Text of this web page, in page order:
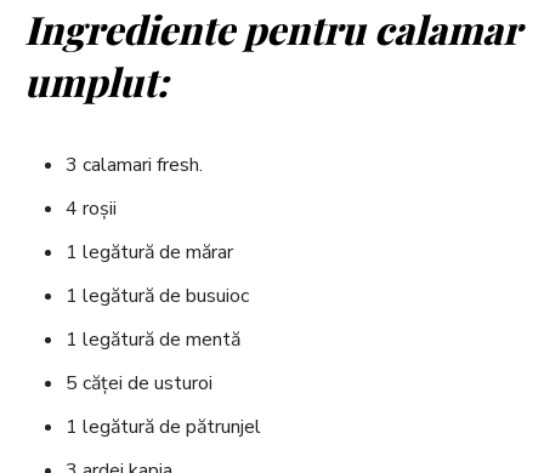
Ingrediente pentru calamar
umplut:
3 calamari fresh.
4 roșii
1 legătură de mărar
1 legătură de busuioc
1 legătură de mentă
5 căței de usturoi
1 legătură de pătrunjel